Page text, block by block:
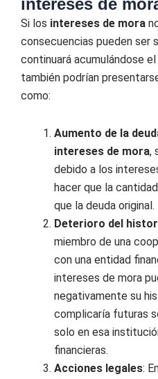
intereses de
Si los intereses de mora
consecuencias pueden ser
continuará acumulándose
también podrían
como:
Aumento de la
intereses de mora,
debido a los
hacer que la
que la deuda original.
Deterioro del
miembro de una
con una entidad
intereses de mora
negativamente su
complicaría futuras
solo en esa
financieras.
Acciones legales: